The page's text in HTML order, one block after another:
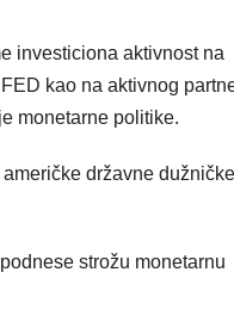
investiciona aktivnost na
kao na aktivnog
monetarne politike.
državne dužničke
strožu monetarnu